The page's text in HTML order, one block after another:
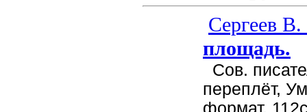
Сергеев В.
площадь.
Сов.
переплёт,
формат,